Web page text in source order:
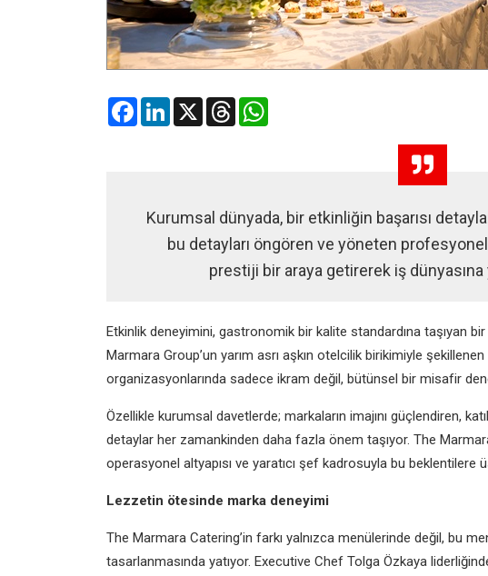
FacebookLinkedIn
X Threads
Kurumsal dünyada, bir etkinliğin başarısı
bu detayları öngören ve yöneten
prestiji bir araya getirerek iş
Etkinlik deneyimini, gastronomik bir kalite standardına taşıyan
Marmara Group’un yarım asrı aşkın otelcilik birikimiyle
organizasyonlarında sadece ikram değil, bütünsel bir misafir
Özellikle kurumsal davetlerde; markaların imajını güçlendiren,
detaylar her zamankinden daha fazla önem taşıyor. The
operasyonel altyapısı ve yaratıcı şef kadrosuyla bu beklentilere
Lezzetin ötesinde marka deneyimi
The Marmara Catering’in farkı yalnızca menülerinde değil, bu
tasarlanmasında yatıyor. Executive Chef Tolga Özkaya